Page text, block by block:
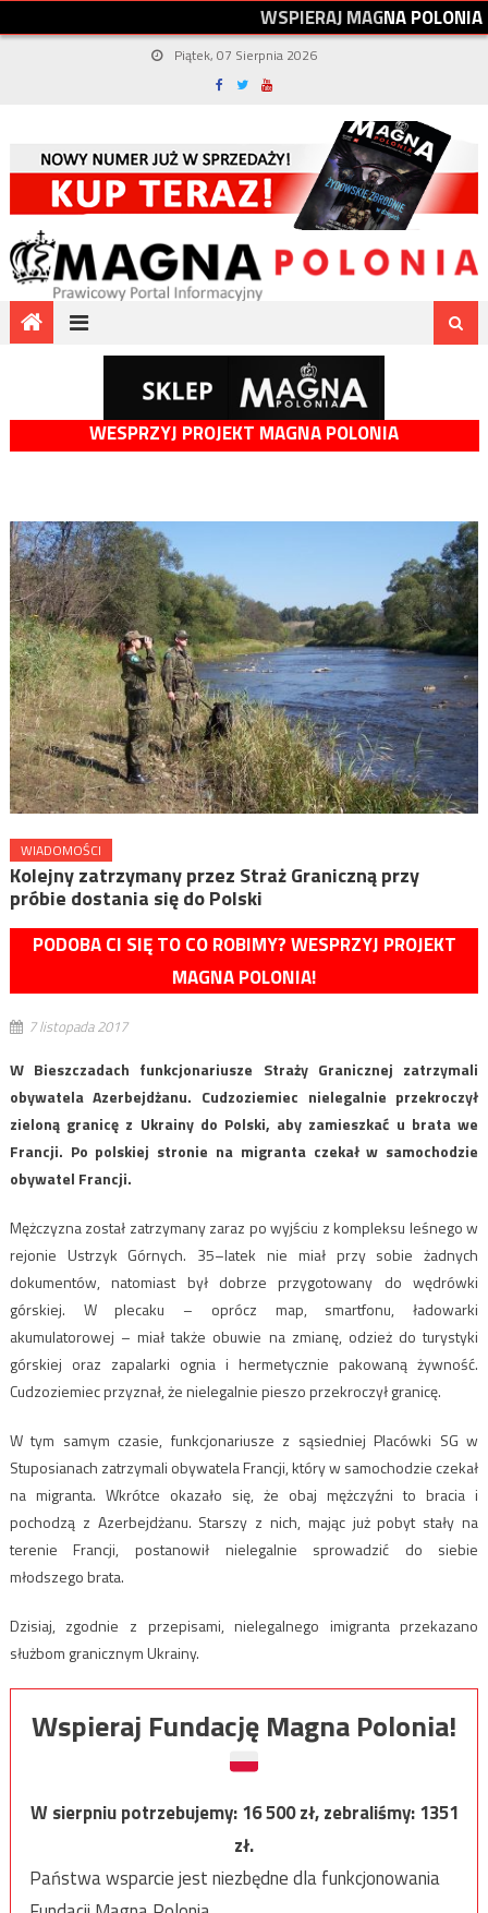
WSPIERAJMAGNAPOLONIA
Piątek, 07 Sierpnia 2026
WESPRZYJ PROJEKT MAGNA POLONIA
WIADOMOŚCI
Kolejny zatrzymany przez Straż Graniczną przy
próbie dostania się do Polski
PODOBA CI SIĘ TO CO ROBIMY? WESPRZYJ PROJEKT
MAGNA POLONIA!
7 listopada 2017
W Bieszczadach funkcjonariusze Straży Granicznej zatrzymali
obywatela Azerbejdżanu. Cudzoziemiec nielegalnie przekroczył
zieloną granicę z Ukrainy do Polski, aby zamieszkać u brata we
Francji. Po polskiej stronie na migranta czekał w samochodzie
obywatel Francji.
Mężczyzna został zatrzymany zaraz po wyjściu z kompleksu leśnego w
rejonie Ustrzyk Górnych. 35–latek nie miał przy sobie żadnych
dokumentów, natomiast był dobrze przygotowany do wędrówki
górskiej. W plecaku – oprócz map, smartfonu, ładowarki
akumulatorowej – miał także obuwie na zmianę, odzież do turystyki
górskiej oraz zapalarki ognia i hermetycznie pakowaną żywność.
Cudzoziemiec przyznał, że nielegalnie pieszo przekroczył granicę.
W tym samym czasie, funkcjonariusze z sąsiedniej Placówki SG w
Stuposianach zatrzymali obywatela Francji, który w samochodzie czekał
na migranta. Wkrótce okazało się, że obaj mężczyźni to bracia i
pochodzą z Azerbejdżanu. Starszy z nich, mając już pobyt stały na
terenie Francji, postanowił nielegalnie sprowadzić do siebie
młodszego brata.
Dzisiaj, zgodnie z przepisami, nielegalnego imigranta przekazano
służbom granicznym Ukrainy.
Wspieraj Fundację Magna Polonia!
W sierpniu potrzebujemy:16 500zł, zebraliśmy:1351
zł.
Państwa wsparcie jest niezbędne dla funkcjonowania